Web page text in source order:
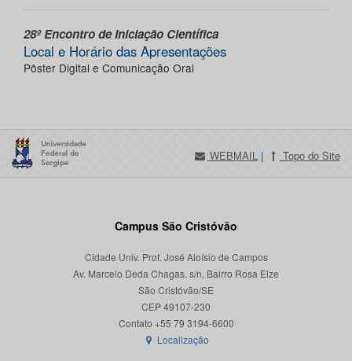
28º Encontro de Iniciação Científica
Local e Horário das Apresentações
Pôster Digital e Comunicação Oral
WEBMAIL | Topo do Site
Campus São Cristóvão
Cidade Univ. Prof. José Aloísio de Campos
Av. Marcelo Deda Chagas, s/n, Bairro Rosa Elze
São Cristóvão/SE
CEP 49107-230
Localização